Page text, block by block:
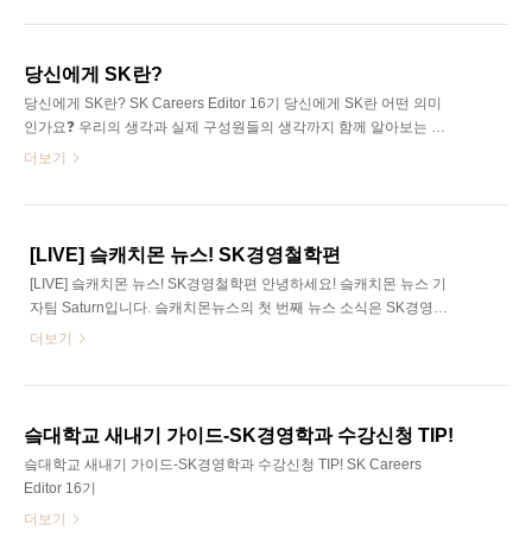
후기, 함께 살펴보시죠🔎 SK Careers Editor 박수현 김영준 님: 안녕
하세요, 현재 경영학과 4학년 재학 중인 써니C 1기 김영준입니다. 김
영준 님: 써니C는 대학생의 미래역량 개발 플랫폼으로서 대학생들에
게 다른 곳에서는 경험해볼 수 없는 다양한 활동들, 특히 직무 역량이
나 창의적으로 생..
당신에게 SK란?
당신에게 SK란? SK Careers Editor 16기 당신에게 SK란 어떤 의미
인가요❓ 우리의 생각과 실제 구성원들의 생각까지 함께 알아보는 시
간🔍
더보기
[LIVE] 슼캐치몬 뉴스! SK경영철학편
[LIVE] 슼캐치몬 뉴스! SK경영철학편 안녕하세요! 슼캐치몬 뉴스 기
자팀 Saturn입니다. 슼캐치몬뉴스의 첫 번째 뉴스 소식은 SK경영철
학에 관한 소식입니다. 저희 Saturn은 SKC, SK머티리얼즈, SK실트
Editor 16기 우선, SK 경영철학을 소개해드리고자 합니다. SK경영철
학은 한마디로 ’이해관계자의 행복’과 ‘VWBE를 통한 SUPEX 추구 변
화’ 라고 정의할 수 있습니다. 여기서 이해관계자의 행복은 기업은 이
해관계자 간 행복이 조화와 균형을 이루도록 노력하고, 장기적으로
지속..
더보기
슼대학교 새내기 가이드-SK경영학과 수강신청 TIP!
슼대학교 새내기 가이드-SK경영학과 수강신청 TIP! SK Careers
Editor 16기
더보기